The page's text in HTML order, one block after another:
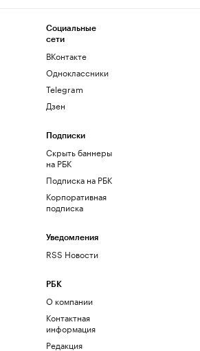
Социальные
сети
ВКонтакте
Одноклассники
Telegram
Дзен
Подписки
Скрыть баннеры
на РБК
Подписка на РБК
Корпоративная
подписка
Уведомления
RSS Новости
РБК
О компании
Контактная
информация
Редакция